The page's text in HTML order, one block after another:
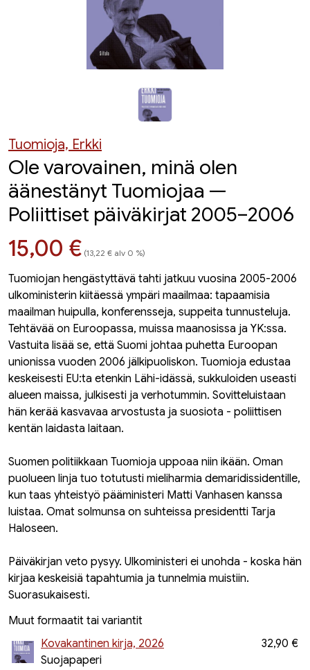
Tuomioja, Erkki
Ole varovainen, minä olen
äänestänyt Tuomiojaa —
Poliittiset päiväkirjat 2005–2006
Hinta nyt
15,00 € (13,22 € alv 0 %)
Tuomiojan hengästyttävä tahti jatkuu vuosina 2005-2006
ulkoministerin kiitäessä ympäri maailmaa: tapaamisia
maailman huipulla, konferensseja, suppeita tunnusteluja.
Tehtävää on Euroopassa, muissa maanosissa ja YK:ssa.
Vastuita lisää se, että Suomi johtaa puhetta Euroopan
unionissa vuoden 2006 jälkipuoliskon. Tuomioja edustaa
keskeisesti EU:ta etenkin Lähi-idässä, sukkuloiden useasti
alueen maissa, julkisesti ja verhotummin. Sovitteluistaan
hän kerää kasvavaa arvostusta ja suosiota - poliittisen
kentän laidasta laitaan.
Suomen politiikkaan Tuomioja uppoaa niin ikään. Oman
puolueen linja tuo totutusti mieliharmia demaridissidentille,
kun taas yhteistyö pääministeri Matti Vanhasen kanssa
luistaa. Omat solmunsa on suhteissa presidentti Tarja
Haloseen.
Päiväkirjan veto pysyy. Ulkoministeri ei unohda - koska hän
kirjaa keskeisiä tapahtumia ja tunnelmia muistiin.
Suorasukaisesti.
Muut formaatit tai variantit
Kovakantinen kirja, 2026
Suojapaperi
32,90 €